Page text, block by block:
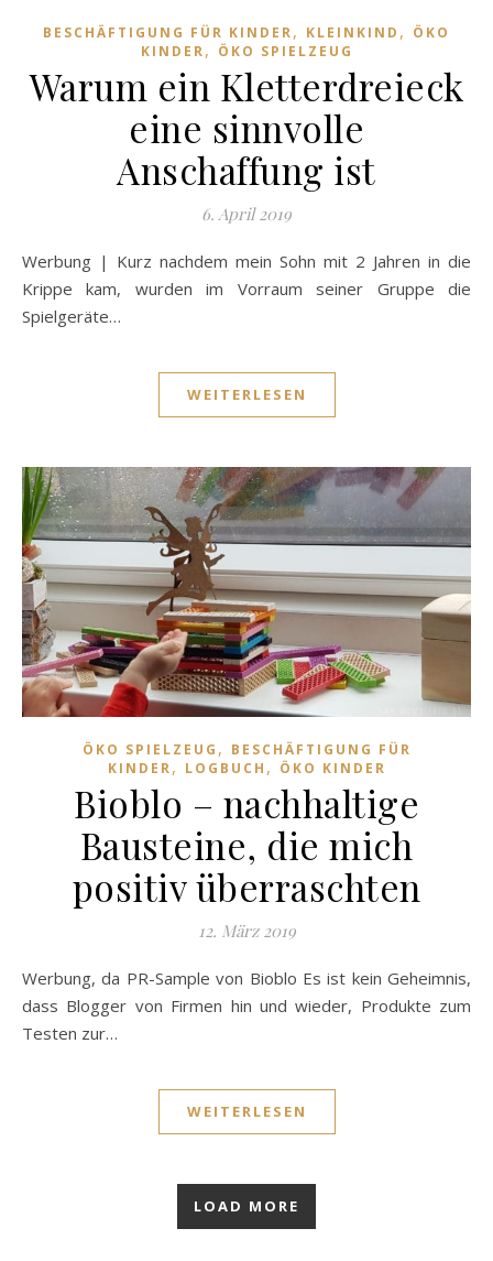
BESCHÄFTIGUNG FÜR KINDER, KLEINKIND , ÖKO
KINDER, ÖKO SPIELZEUG
Warum ein Kletterdreieck
eine sinnvolle
Anschaffung ist
6. April 2019
Werbung | Kurz nachdem mein Sohn mit 2 Jahren in die
Krippe kam, wurden im Vorraum seiner Gruppe die
Spielgeräte…
WEITERLESEN
ÖKO SPIELZEUG , BESCHÄFTIGUNG FÜR
KINDER, LOGBUCH , ÖKO KINDER
Bioblo – nachhaltige
Bausteine, die mich
positiv überraschten
12. März 2019
Werbung, da PR-Sample von Bioblo Es ist kein Geheimnis,
dass Blogger von Firmen hin und wieder, Produkte zum
Testen zur…
WEITERLESEN
LOAD MORE